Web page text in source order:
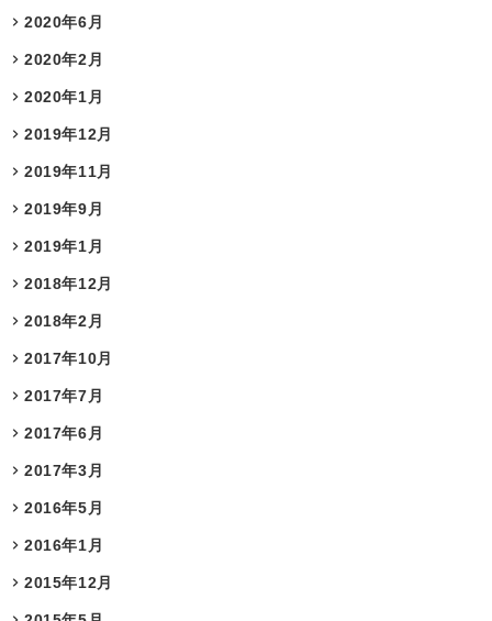
2020年6月
2020年2月
2020年1月
2019年12月
2019年11月
2019年9月
2019年1月
2018年12月
2018年2月
2017年10月
2017年7月
2017年6月
2017年3月
2016年5月
2016年1月
2015年12月